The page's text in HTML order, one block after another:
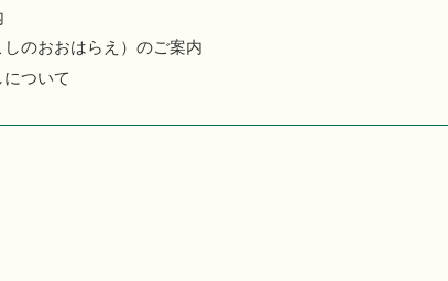
のおおはらえ）のご案内
ついて